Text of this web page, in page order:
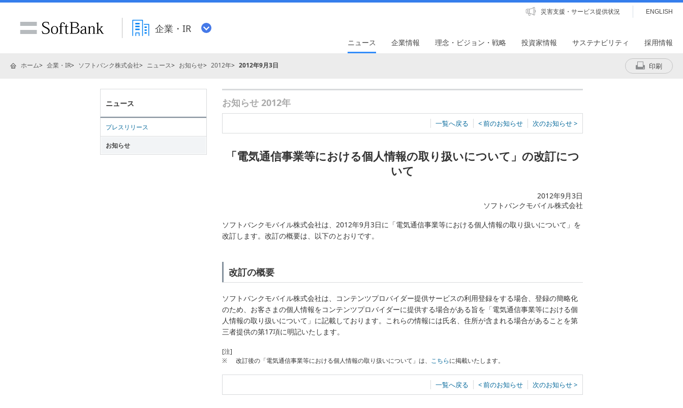
企業・IR
災害支援・サービス提供状況 ENGLISH
ニュース 企業情報 理念・ビジョン・戦略 投資家情報 サステナビリティ 採用情報
ホーム 企業・IR ソフトバンク株式会社 ニュース お知らせ 2012年 2012年9月3日 印刷
お知らせ 2012年
一覧へ戻る < 前のお知らせ 次のお知らせ >
「電気通信事業等における個人情報の取り扱いについて」の改訂につ
いて
2012年9月3日
ソフトバンクモバイル株式会社
ソフトバンクモバイル株式会社は、2012年9月3日に「電気通信事業等における個人情報の取り扱いについて」を
改訂します。改訂の概要は、以下のとおりです。
改訂の概要
ソフトバンクモバイル株式会社は、コンテンツプロバイダー提供サービスの利用登録をする場合、登録の簡略化
のため、お客さまの個人情報をコンテンツプロバイダーに提供する場合がある旨を「電気通信事業等における個
人情報の取り扱いについて」に記載しております。これらの情報には氏名、住所が含まれる場合があることを第
三者提供の第17項に明記いたします。
[注]
※
改訂後の「電気通信事業等における個人情報の取り扱いについて」は、 こちらに掲載いたします。
一覧へ戻る < 前のお知らせ 次のお知らせ >
ニュース
プレスリリース
お知らせ